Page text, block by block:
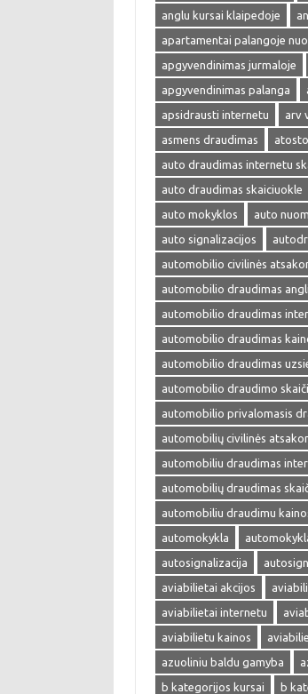
anglu kursai klaipedoje
apartamentai palangoje
apgyvendinimas jurmaloje
apgyvendinimas palanga
apsidrausti internetu
arv
asmens draudimas
auto draudimas internetu
auto draudimas skaiciuokle
auto mokyklos
auto
auto signalizacijos
automobilio civilinės
automobilio draudimas
automobilio draudimas
automobilio draudimas
automobilio draudimas
automobilio draudimo
automobilio privalomasis
automobilių civilinės
automobiliu draudimas
automobilių draudimas
automobiliu draudimu
automokykla
autosignalizacija
aviabilietai akcijos
aviabilietai internetu
aviabilietu kainos
azuoliniu baldu gamyba
b kategorijos kursai
b